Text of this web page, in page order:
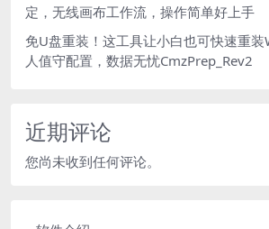
定，无线画布工作流，操作简单好上手
免U盘重装！这工具让小白也可快速重
人值守配置，数据无忧CmzPrep_Rev2
近期评论
您尚未收到任何评论。